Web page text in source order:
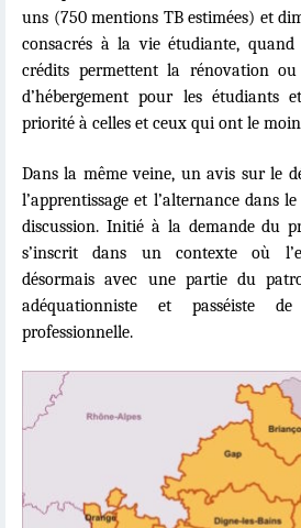
uns (750 mentions TB estimées) et
consacrés à la vie étudiante,
crédits permettent la rénovation
d’hébergement pour les étudiants
priorité à celles et ceux qui ont le
Dans la même veine, un avis sur le
l’apprentissage et l’alternance dans
discussion. Initié à la demande du
s’inscrit dans un contexte où
désormais avec une partie du
adéquationniste et passéiste
professionnelle.